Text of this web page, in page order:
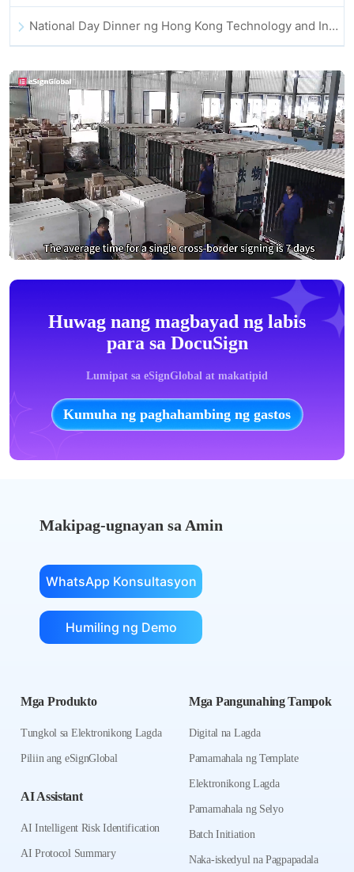
National Day Dinner ng Hong Kong Technology and Innovation Community
Huwag nang magbayad ng labis
para sa DocuSign
Lumipat sa eSignGlobal at makatipid
Kumuha ng paghahambing ng gastos
Makipag-ugnayan sa Amin
WhatsApp Konsultasyon
Humiling ng Demo
Mga Produkto
Tungkol sa Elektronikong Lagda
Piliin ang eSignGlobal
AI Assistant
AI Intelligent Risk Identification
AI Protocol Summary
Mga Pangunahing Tampok
Digital na Lagda
Pamamahala ng Template
Elektronikong Lagda
Pamamahala ng Selyo
Batch Initiation
Naka-iskedyul na Pagpapadala